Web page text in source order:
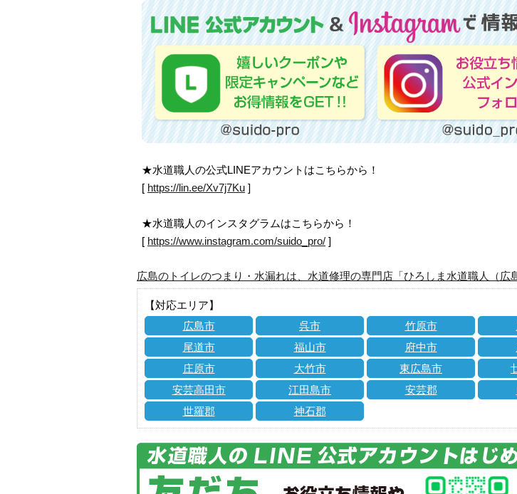
★水道職人の公式LINEアカウントはこちらから！
[ https://lin.ee/Xv7j7Ku ]
★水道職人のインスタグラムはこちらから！
[ https://www.instagram.com/suido_pro/ ]
広島のトイレのつまり・水漏れは、水道修理の専門店「ひろしま水道職人（広
【対応エリア】
広島市
呉市 竹原市
尾道市
福山市 府中市
庄原市
大竹市 東広島市
安芸高田市
江田島市 安芸郡
世羅郡
神石郡